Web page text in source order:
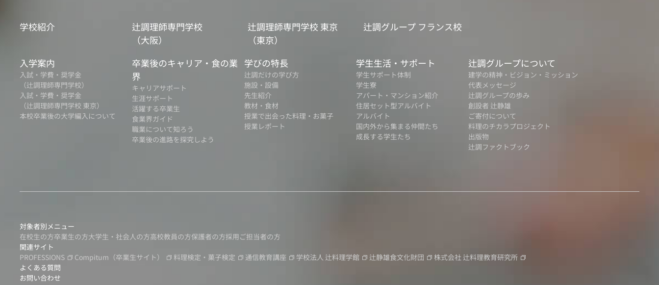
学校紹介
辻調理師専門学校
（大阪）
辻調理師専門学校 東京
（東京）
辻調グループ フランス校
入学案内
入試・学費・奨学金
（辻調理師専門学校）
入試・学費・奨学金
（辻調理師専門学校 東京）
本校卒業後の大学編入について
卒業後のキャリア・食の業
界
キャリアサポート
生涯サポート
活躍する卒業生
食業界ガイド
職業について知ろう
卒業後の進路を探究しよう
学びの特長
辻調だけの学び方
施設・設備
先生紹介
教材・食材
授業で出会った料理・お菓子
授業レポート
学生生活・サポート
学生サポート体制
学生寮
アパート・マンション紹介
住居セット型アルバイト
アルバイト
国内外から集まる仲間たち
成長する学生たち
辻調グループについて
建学の精神・ビジョン・ミッション
代表メッセージ
辻調グループの歩み
創設者 辻静雄
ご寄付について
料理のチカラプロジェクト
出版物
辻調ファクトブック
対象者別メニュー
在校生の方卒業生の方大学生・社会人の方高校教員の方保護者の方採用ご担当者の方
関連サイト
PROFESSIONS
Compitum （卒業生サイト） 料理検定・菓子検定 通信教育講座 学校法人 辻料理学館 辻静雄食文化財団 株式会社 辻料理教育研究所
よくある質問
お問い合わせ